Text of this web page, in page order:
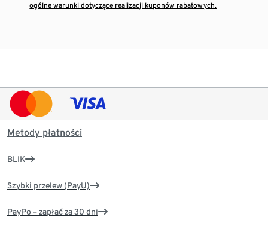
ogólne warunki dotyczące realizacji kuponów rabatowych.
Metody płatności
BLIK
Szybki przelew (PayU)
PayPo – zapłać za 30 dni